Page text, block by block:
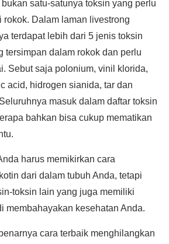
satu-satunya toksin yang perlu
Dalam laman livestrong
terdapat lebih dari 5 jenis toksin
tersimpan dalam rokok dan perlu
Sebut saja polonium, vinil klorida,
acid, hidrogen sianida, tar dan
masuk dalam daftar toksin
bahkan bisa cukup mematikan
harus memikirkan cara
dari dalam tubuh Anda, tetapi
toksin lain yang juga memiliki
membahayakan kesehatan Anda.
cara terbaik menghilangkan